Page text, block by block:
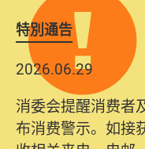
特別通告
2026.06.29
消委会提醒消费者
布消费警示。如接